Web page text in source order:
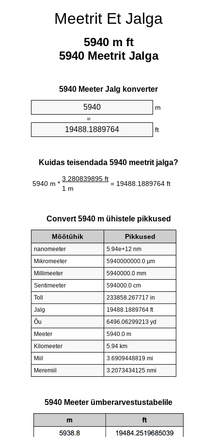
Meetrit Et Jalga
5940 m ft
5940 Meetrit Jalga
5940 Meeter Jalg konverter
m
=
ft
Kuidas teisendada 5940 meetrit jalga?
5940 m *
3.280839895 ft
= 19488.1889764 ft
1 m
Convert 5940 m ühistele pikkused
Mõõtühik Pikkused
nanomeeter
5.94e+12 nm
Mikromeeter
5940000000.0 µm
Millimeeter
5940000.0 mm
Sentimeeter
594000.0 cm
Toll
233858.267717 in
Jalg
19488.1889764 ft
Õu
6496.06299213 yd
Meeter
5940.0 m
Kilomeeter
5.94 km
Miil
3.6909448819 mi
Meremiil
3.2073434125 nmi
5940 Meeter ümberarvestustabelile